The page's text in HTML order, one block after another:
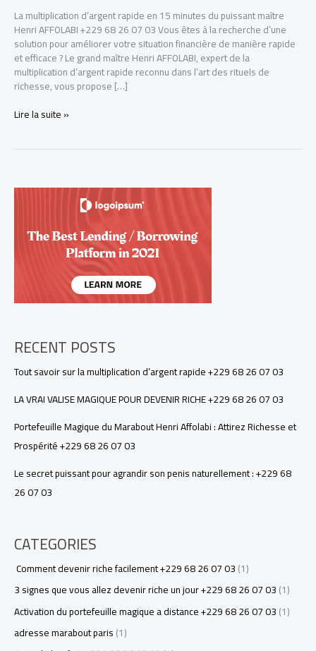
La multiplication d’argent rapide en 15 minutes du puissant maître
Henri AFFOLABI +229 68 26 07 03 Vous êtes à la recherche d’une
solution pour améliorer votre situation financière de manière rapide
et efficace ? Le grand maître Henri AFFOLABI, expert de la
multiplication d’argent rapide reconnu dans l’art des rituels de
richesse, vous propose […]
Tout
d’argent
Lire la suite »
RECENT POSTS
Tout savoir sur la multiplication d’argent rapide +229 68 26 07 03
LA VRAI VALISE MAGIQUE POUR DEVENIR RICHE +229 68 26 07 03
Portefeuille Magique du Marabout Henri Affolabi : Attirez Richesse et
Prospérité +229 68 26 07 03
Le secret puissant pour agrandir son penis naturellement : +229 68
26 07 03
CATEGORIES
Comment devenir riche facilement +229 68 26 07 03(1)
3 signes que vous allez devenir riche un jour +229 68 26 07 03(1)
Activation du portefeuille magique a distance +229 68 26 07 03(1)
adresse marabout paris(1)